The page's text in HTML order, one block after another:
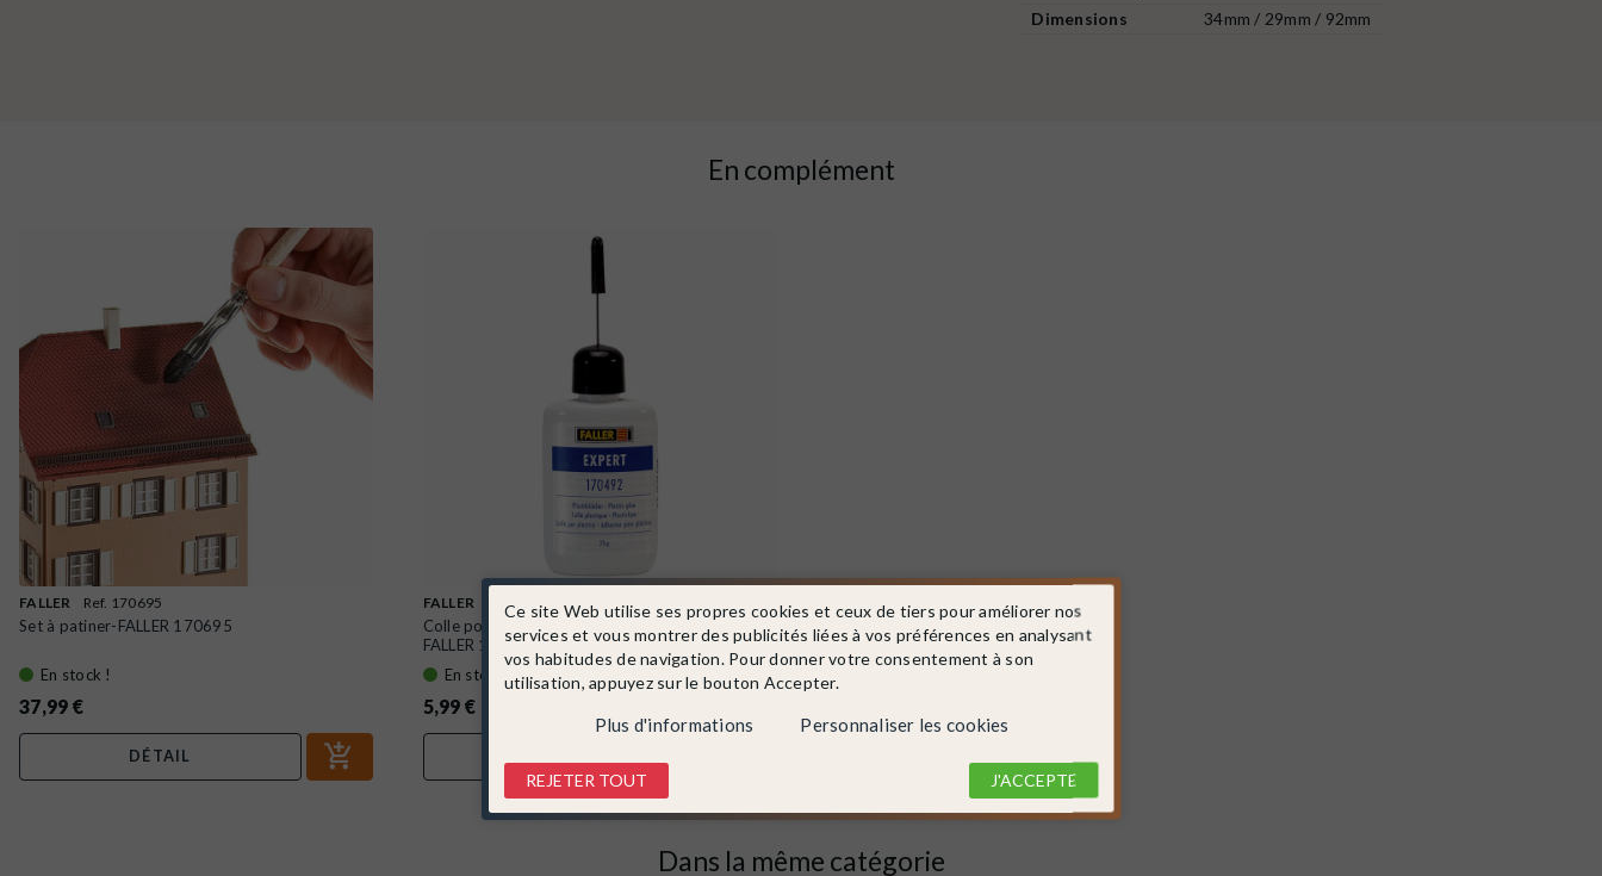
Dimensions
34mm / 29mm / 92mm
En complément
FALLER Ref. 170695
Set à patiner-FALLER 170695
En stock !
37,99 €
DÉTAIL
FALLER Ref. 170492
Colle pour maquette avec bec de précision-
FALLER 170492
En stock !
5,99 €
Dans la même catégorie
Ce site Web utilise ses propres cookies et ceux de tiers pour améliorer nos
services et vous montrer des publicités liées à vos préférences en analysant
vos habitudes de navigation. Pour donner votre consentement à son
utilisation, appuyez sur le bouton Accepter.
Plus d'informations Personnaliser les cookies
REJETER TOUT J'ACCEPTE